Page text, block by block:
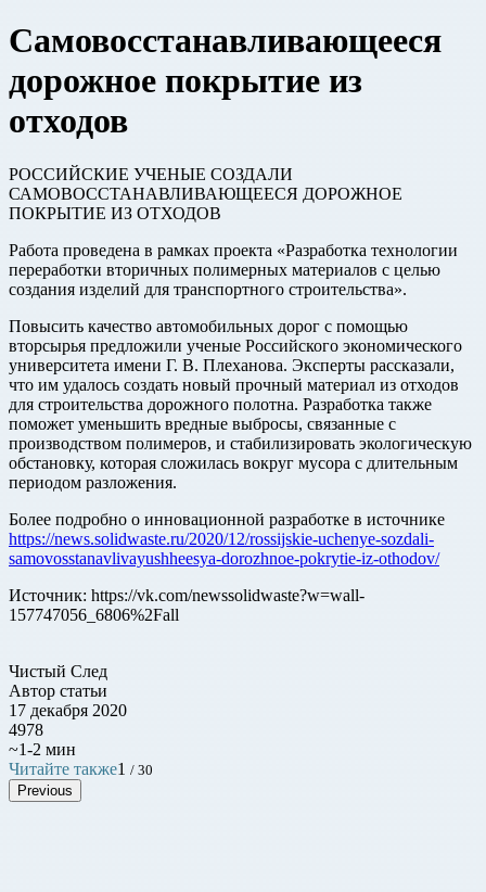
Самовосстанавливающееся
дорожное покрытие из
отходов
РОССИЙСКИЕ УЧЕНЫЕ СОЗДАЛИ
САМОВОССТАНАВЛИВАЮЩЕЕСЯ ДОРОЖНОЕ
ПОКРЫТИЕ ИЗ ОТХОДОВ
Работа проведена в рамках проекта «Разработка технологии
переработки вторичных полимерных материалов с целью
создания изделий для транспортного строительства».
Повысить качество автомобильных дорог с помощью
вторсырья предложили ученые Российского экономического
университета имени Г. В. Плеханова. Эксперты рассказали,
что им удалось создать новый прочный материал из отходов
для строительства дорожного полотна. Разработка также
поможет уменьшить вредные выбросы, связанные с
производством полимеров, и стабилизировать экологическую
обстановку, которая сложилась вокруг мусора с длительным
периодом разложения.
Более подробно о инновационной разработке в источнике
https://news.solidwaste.ru/2020/12/rossijskie-uchenye-sozdali-
samovosstanavlivayushheesya-dorozhnoe-pokrytie-iz-othodov/
Источник: https://vk.com/newssolidwaste?w=wall-
157747056_6806%2Fall
Чистый След
Автор статьи
17 декабря 2020
4978
~1-2 мин
Читайте также1 / 30
Previous